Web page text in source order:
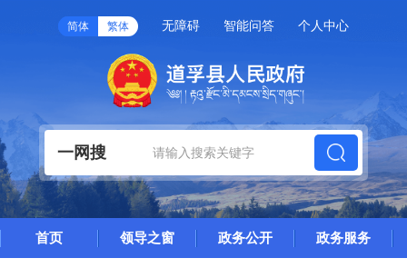
简体 繁体 无障碍 智能问答 个人中心
一网搜
首页 领导之窗 政务公开 政务服务